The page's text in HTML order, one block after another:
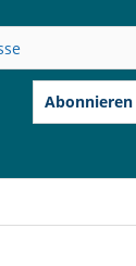
Abonnieren